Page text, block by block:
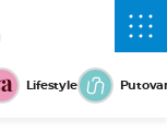
Lifestyle